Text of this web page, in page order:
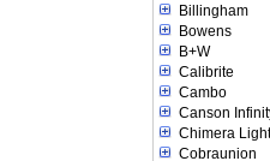
Billingham
Bowens
B+W
Calibrite
Cambo
Canson
Chimera
Cobraunion